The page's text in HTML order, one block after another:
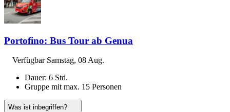
Portofino: Bus Tour ab Genua
Verfügbar Samstag, 08 Aug.
Dauer: 6 Std.
Gruppe mit max. 15 Personen
Was ist inbegriffen?